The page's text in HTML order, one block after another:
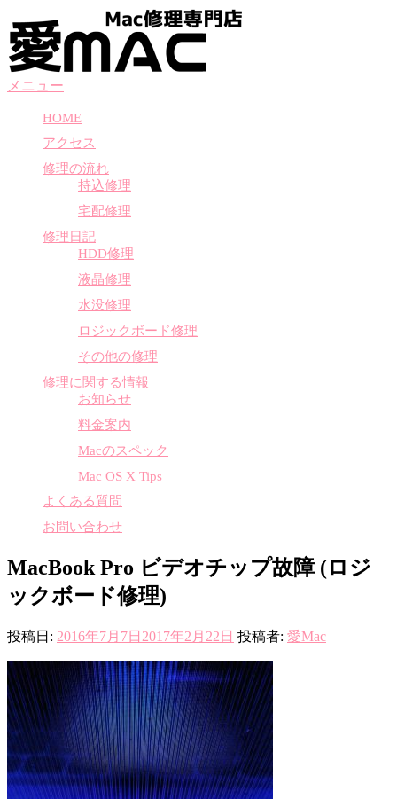
ン
テ
ン
ツ
メニュー
HOME
アクセス
修理の流れ
持込修理
宅配修理
修理日記
HDD修理
液晶修理
水没修理
ロジックボード修理
その他の修理
修理に関する情報
お知らせ
料金案内
Macのスペック
Mac OS X Tips
よくある質問
お問い合わせ
MacBook Pro ビデオチップ故障 (ロジ
ックボード修理)
投稿日: 2016年7月7日 2017年2月22日 投稿者: 愛Mac